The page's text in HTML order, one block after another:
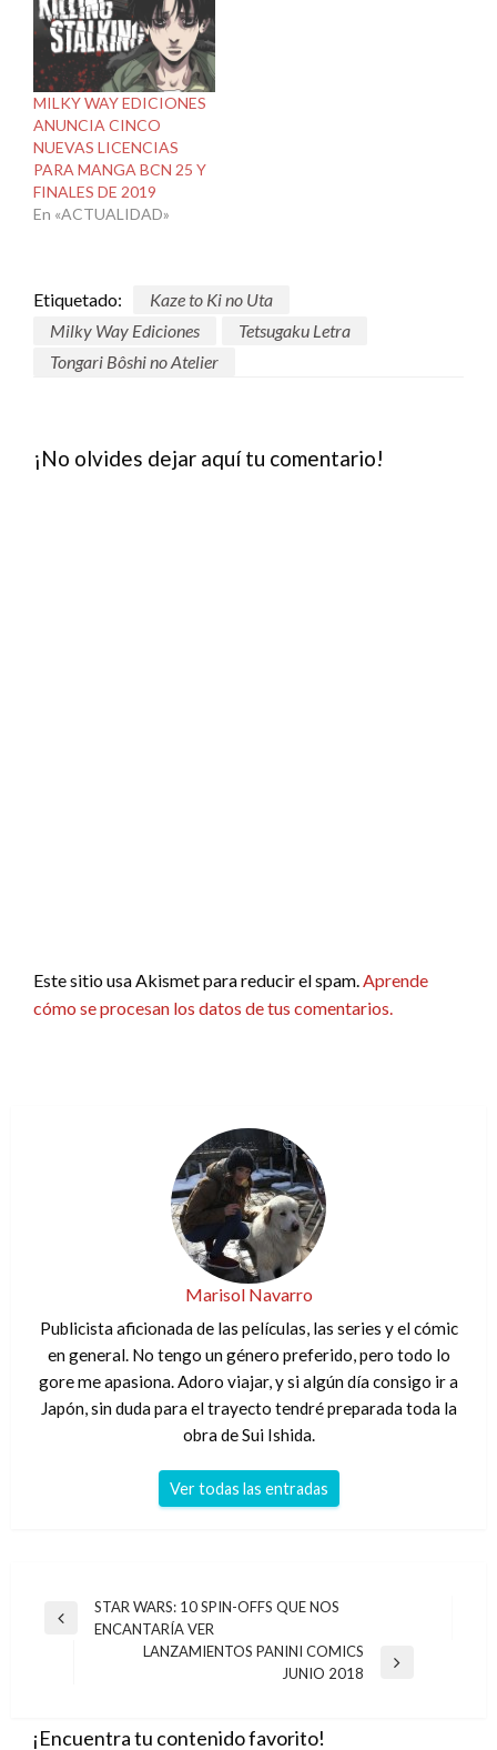
MILKY WAY EDICIONES
ANUNCIA CINCO
NUEVAS LICENCIAS
PARA MANGA BCN 25 Y
FINALES DE 2019
En «ACTUALIDAD»
Etiquetado:
Kaze to Ki no Uta
Milky Way Ediciones
Tetsugaku Letra
Tongari Bôshi no Atelier
¡No olvides dejar aquí tu comentario!
Este sitio usa Akismet para reducir el spam.Aprende
cómo se procesan los datos de tus comentarios.
Marisol Navarro
Publicista aficionada de las películas, las series y el cómic
en general. No tengo un género preferido, pero todo lo
gore me apasiona. Adoro viajar, y si algún día consigo ir a
Japón, sin duda para el trayecto tendré preparada toda la
obra de Sui Ishida.
Ver todas las entradas
Navegación
Entrada
STAR WARS: 10 SPIN-OFFS QUE NOS
ENCANTARÍA VER
LANZAMIENTOS PANINI COMICS
JUNIO 2018
¡Encuentra tu contenido favorito!